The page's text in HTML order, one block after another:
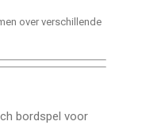
over verschillende
bordspel voor